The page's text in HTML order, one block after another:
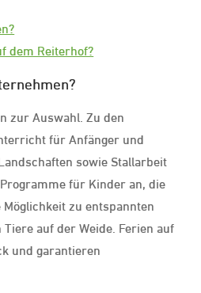
dem Reiterhof?
zur Auswahl. Zu den
für Anfänger und
sowie Stallarbeit
für Kinder an, die
zu entspannten
auf der Weide. Ferien auf
und garantieren